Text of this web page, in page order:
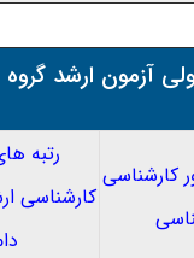
آزمون ارشد
کارشناسی
رتبه
کارشناسی